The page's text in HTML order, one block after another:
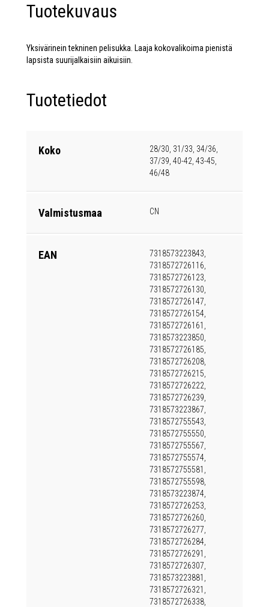
Tuotekuvaus
Yksivärinein tekninen pelisukka. Laaja kokovalikoima pienistä
lapsista suurijalkaisiin aikuisiin.
Tuotetiedot
Koko
28/30, 31/33, 34/36,
37/39, 40-42, 43-45,
46/48
Valmistusmaa CN
EAN
7318573223843,
7318572726116,
7318572726123,
7318572726130,
7318572726147,
7318572726154,
7318572726161,
7318573223850,
7318572726185,
7318572726208,
7318572726215,
7318572726222,
7318572726239,
7318573223867,
7318572755543,
7318572755550,
7318572755567,
7318572755574,
7318572755581,
7318572755598,
7318573223874,
7318572726253,
7318572726260,
7318572726277,
7318572726284,
7318572726291,
7318572726307,
7318573223881,
7318572726321,
7318572726338,